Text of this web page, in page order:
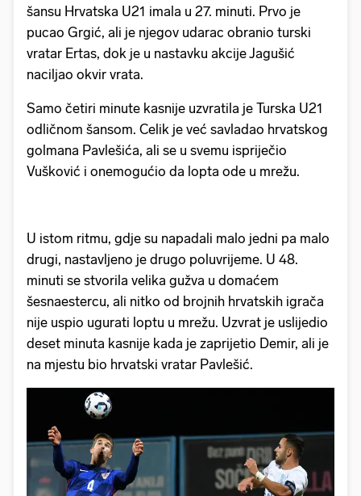
šansu Hrvatska U21 imala u 27. minuti. Prvo je
pucao Grgić, ali je njegov udarac obranio turski
vratar Ertas, dok je u nastavku akcije Jagušić
naciljao okvir vrata.
Samo četiri minute kasnije uzvratila je Turska U21
odličnom šansom. Celik je već savladao hrvatskog
golmana Pavlešića, ali se u svemu ispriječio
Vušković i onemogućio da lopta ode u mrežu.
U istom ritmu, gdje su napadali malo jedni pa malo
drugi, nastavljeno je drugo poluvrijeme. U 48.
minuti se stvorila velika gužva u domaćem
šesnaestercu, ali nitko od brojnih hrvatskih igrača
nije uspio ugurati loptu u mrežu. Uzvrat je uslijedio
deset minuta kasnije kada je zaprijetio Demir, ali je
na mjestu bio hrvatski vratar Pavlešić.